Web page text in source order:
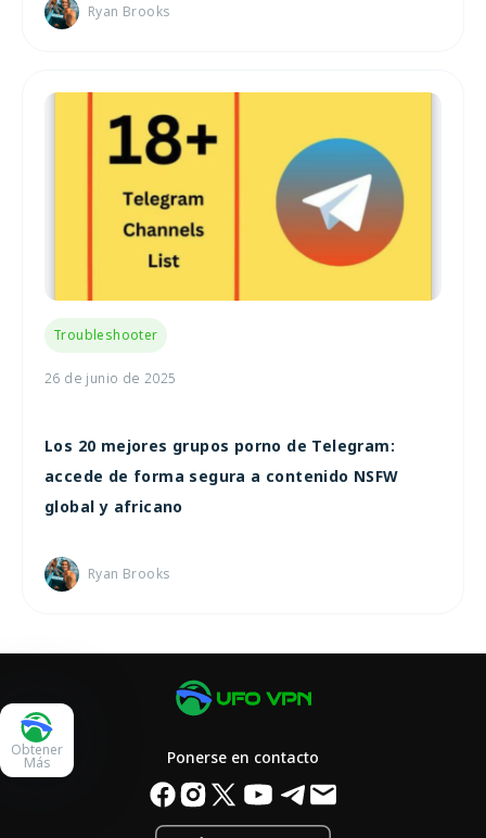
Ryan Brooks
Troubleshooter
26 de junio de 2025
Los 20 mejores grupos porno de Telegram:
accede de forma segura a contenido NSFW
global y africano
Ryan Brooks
Obtener
Más Ponerse en contacto